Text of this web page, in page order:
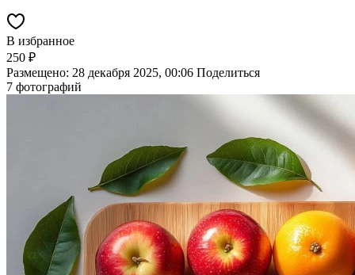
В избранное
250 ₽
Размещено: 28 декабря 2025, 00:06 Поделиться
7 фотографий